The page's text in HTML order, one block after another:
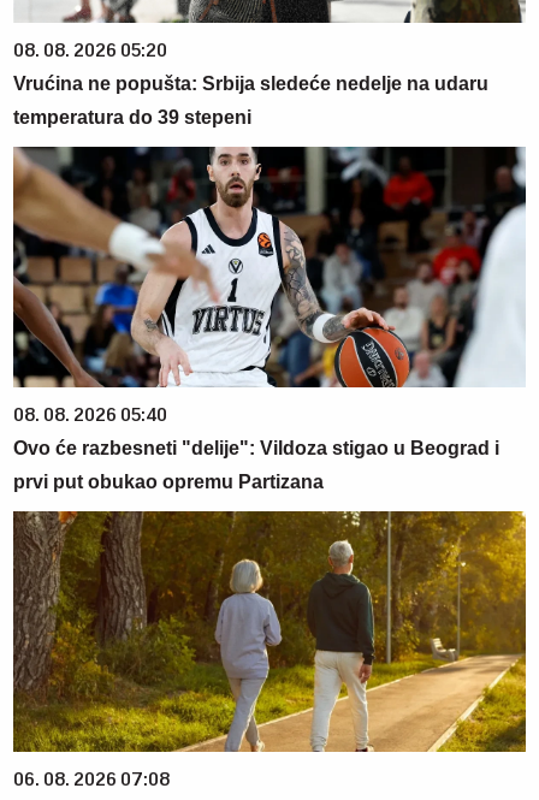
08. 08. 2026 05:20
Vrućina ne popušta: Srbija sledeće nedelje na udaru
temperatura do 39 stepeni
08. 08. 2026 05:40
Ovo će razbesneti "delije": Vildoza stigao u Beograd i
prvi put obukao opremu Partizana
06. 08. 2026 07:08